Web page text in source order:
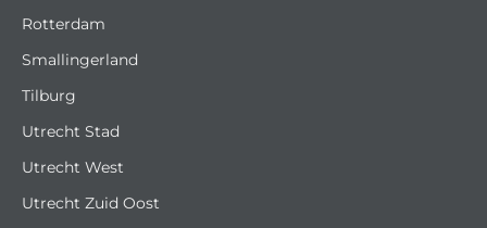
Rotterdam
Smallingerland
Tilburg
Utrecht Stad
Utrecht West
Utrecht Zuid Oost